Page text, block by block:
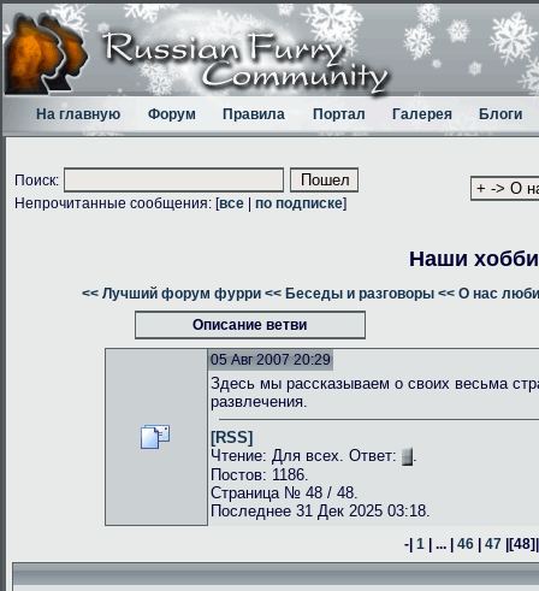
На главную Форум Правила Портал Галерея Блоги
Поиск:
Непрочитанные сообщения: [все по подписке]
Наши хобби
<< Лучший форум фурри << Беседы и разговоры << О нас
Описание ветви
05 Авг 2007 20:29
Здесь мы рассказываем о своих весьма
развлечения.
[RSS]
Чтение: Для всех. Ответ:
.
Постов: 1186.
Страница № 48 / 48.
Последнее 31 Дек 2025 03:18.
-| 1 | ... | 46 | 47 |[48]